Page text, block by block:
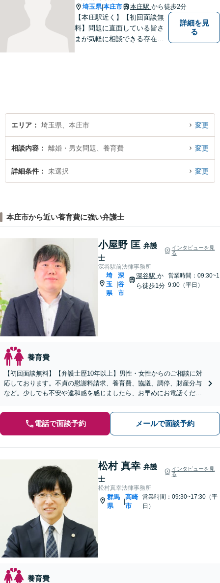
埼玉県|本庄市 本庄駅 から徒歩2分
【本庄駅近く】【初回面談無
料】問題に直面している皆さ
まが気軽に相談できる存在に
相談ください。
詳細を見
る
エリア 埼玉県、本庄市 変更
相談内容 離婚・男女問題、養育費 変更
詳細条件 未選択 変更
本庄市から近い養育費に強い弁護士
小屋野 匡 弁護
士
インタビューを見
る
深谷駅前法律事務所
埼
玉
県
深
谷
市
深谷駅 か
ら徒歩1分
営業時間：09:30~1
9:00（平日）
養育費
【初回面談無料】【弁護士歴10年以上】男性・女性からのご相談に対
応しております。不貞の慰謝料請求、養育費、協議、調停、財産分与
など。少しでも不安や違和感を感じましたら、お早めにお電話くださ
電話で面談予約 メールで面談予約
松村 真幸 弁護
士
インタビューを見
る
松村真幸法律事務所
群馬
県
|
高崎
市
営業時間：09:30~17:30（平
日）
養育費